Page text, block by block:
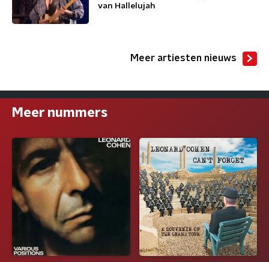
van Hallelujah
Meer artiesten nieuws
Meer nummers